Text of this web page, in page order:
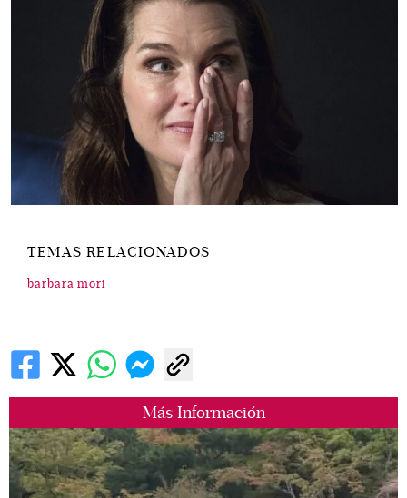
Más Información
TEMAS RELACIONADOS
barbara mori